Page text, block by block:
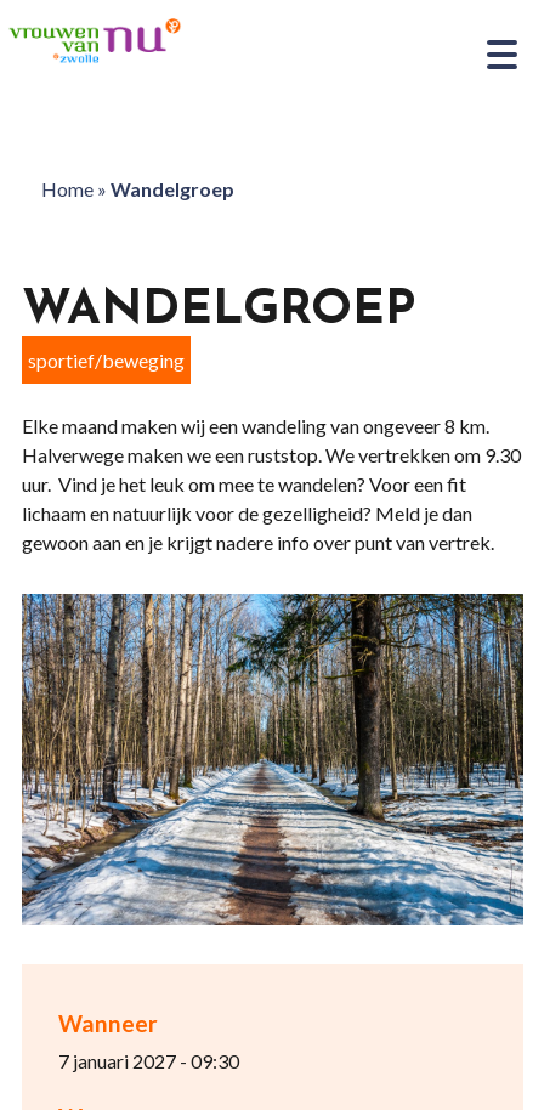
Home» Wandelgroep
Wanneer
7 januari 2027 - 09:30
WANDELGROEP
sportief/beweging
Elke maand maken wij een wandeling van ongeveer 8 km.
Halverwege maken we een ruststop. We vertrekken om 9.30
uur. Vind je het leuk om mee te wandelen? Voor een fit
lichaam en natuurlijk voor de gezelligheid? Meld je dan
gewoon aan en je krijgt nadere info over punt van vertrek.